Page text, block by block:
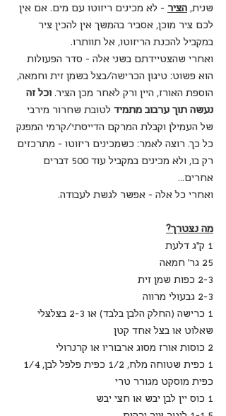
שנית, הציר - לא מכינים ריזוטו עם מים. אם אין
לכם ציר מוכן, אסביר בהמשך אין להכין ציר
במקביל להכנת הריזוטו, אל תוותרו.
ואחרי שהצטיידתם בשני אלה - סדר הפעולות
הוא פשוט: טיגון הכרישה/בצל בשמן זית וחמאה,
הוספת האורז, היין ורק לאחר מכן הציר. וכל זה
נעשה תוך ערבוב מתמיד לטובת שחרור מירבי
של העמילן וקבלת המרקם הדייסתי/קרמי המפנק
כל כך. רוצה לאמר: כשמכינים ריזוטו - מתרכזים
רק בו, ולא מכינים במקביל עוד 500 דברים
אחרים...
ואחרי כל אלה - אפשר לגשת לעבודה.
מה נצטרך?
1 ק"ג דלעת
25 גר' חמאה
2-3 כפות שמן זית
2-3 גבעולי מרווה
1 כרישה (החלק הלבן בלבד) או 2-3 בצלצלי
שאלוט או בצל אחד קטן
2 כוסות אורז מסוג ארבוריו או קרנרולי
כפית מוסקט מגורר טרי
1 כוס יין לבן יבש או חצי יבש